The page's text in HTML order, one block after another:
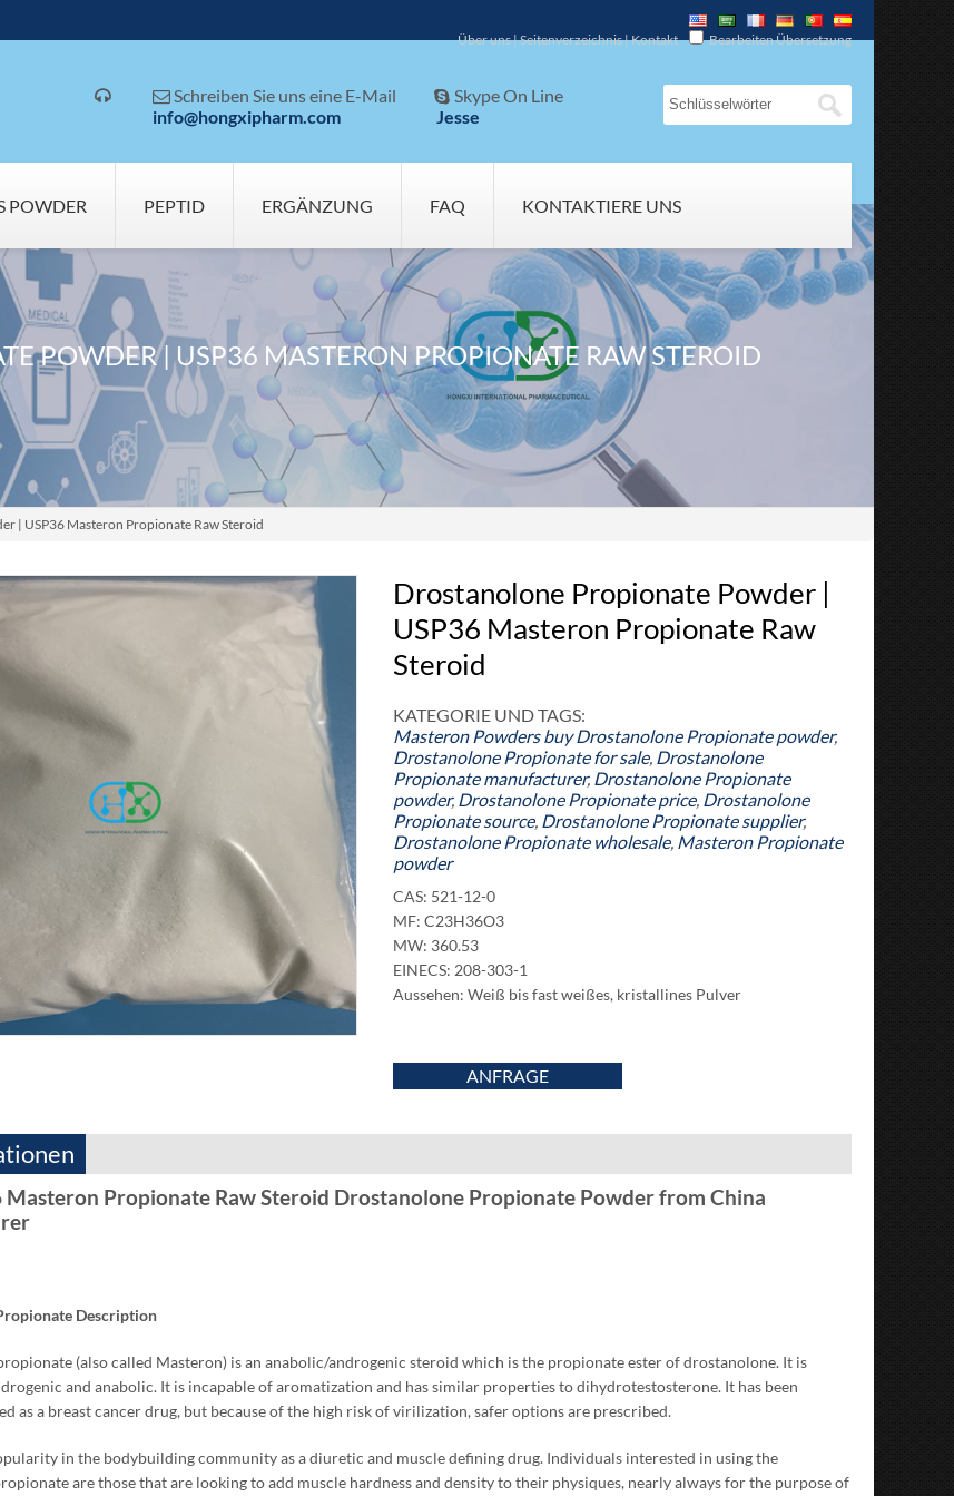
Über uns|Seitenverzeichnis|Kontakt Bearbeiten Übersetzung
 Schreiben Sie uns eine E-Mail
info@hongxipharm.com
 Skype On Line
Jesse
POWDER PEPTID ERGÄNZUNG FAQ KONTAKTIERE UNS
POWDER | USP36 MASTERON PROPIONATE RAW STEROID
| USP36 Masteron Propionate Raw Steroid
Drostanolone Propionate Powder |
USP36 Masteron Propionate Raw
Steroid
KATEGORIE UND TAGS:
Masteron Powders buy Drostanolone Propionate powder,
Drostanolone Propionate for sale, Drostanolone
Propionate manufacturer, Drostanolone Propionate
powder, Drostanolone Propionate price, Drostanolone
Propionate source, Drostanolone Propionate supplier,
Drostanolone Propionate wholesale, Masteron Propionate
powder
CAS: 521-12-0
MF: C23H36O3
MW: 360.53
EINECS: 208-303-1
Aussehen: Weiß bis fast weißes, kristallines Pulver
ANFRAGE
Masteron Propionate Raw Steroid Drostanolone Propionate Powder from China
Description
(also called Masteron) is an anabolic/androgenic steroid which is the propionate ester of drostanolone. It is
and anabolic. It is incapable of aromatization and has similar properties to dihydrotestosterone. It has been
as a breast cancer drug, but because of the high risk of virilization,safer options are prescribed.
in the bodybuilding community as a diuretic and muscle defining drug. Individuals interested in using the
are those that are looking to add muscle hardness and density to their physiques, nearly always for the purpose of